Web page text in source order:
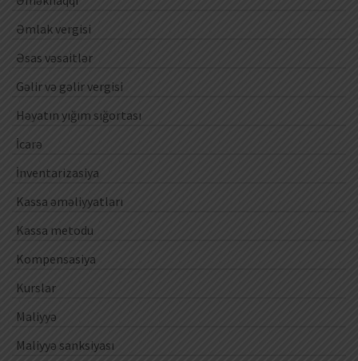
Əmlak vergisi
Əsas vəsaitlər
Gəlir və gəlir vergisi
Həyatın yığım sığortası
İcarə
İnventarizasiya
Kassa əməliyyatları
Kassa metodu
Kompensasiya
Kurslar
Maliyyə
Maliyyə sanksiyası